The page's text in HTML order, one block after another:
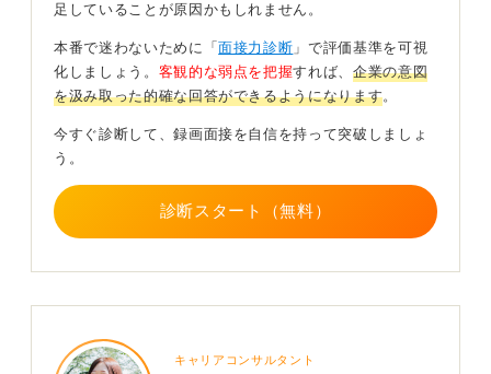
足していることが原因かもしれません。
本番で迷わないために「面接力診断 」で評価基準を可視
化しましょう。 客観的な弱点を把握すれば、企業の意図
を汲み取った的確な回答ができるようになります。
今すぐ診断して、録画面接を自信を持って突破しましょ
う。
診断スタート（無料）
キャリアコンサルタント